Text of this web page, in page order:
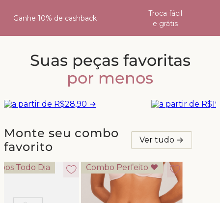
Ganhe 10% de cashback
Troca fácil
e grátis
Suas peças favoritas
por menos
SUTIÃS
a partir de R$28,90 →
Monte seu combo
favorito
Ver tudo →
Todo Dia Combo Perfeito ♥